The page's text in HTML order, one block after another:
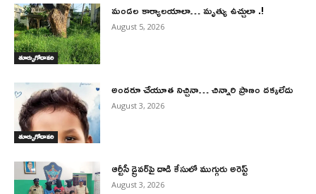
తూర్పుగోదావరి
మండల కార్యాలయాలా… మృత్యు ఉచ్చులా .!
August 5, 2026
తూర్పుగోదావరి
అందరూ చేయూత నిచ్చినా… చిన్నారి ప్రాణం దక్కలేదు
August 3, 2026
ఆర్టీసీ డ్రైవర్‌పై దాడి కేసులో ముగ్గురు అరెస్ట్
August 3, 2026